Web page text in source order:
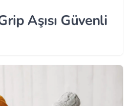
Aşısı Güvenli